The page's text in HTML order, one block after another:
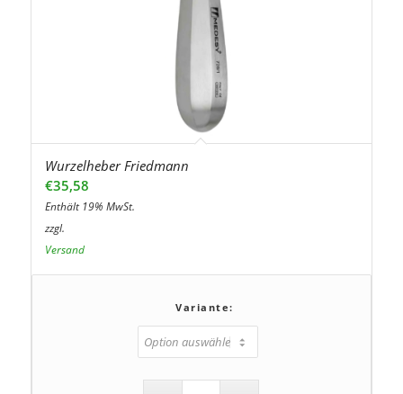
Wurzelheber Friedmann
€35,58
Enthält 19% MwSt.
zzgl.
Versand
Variante: